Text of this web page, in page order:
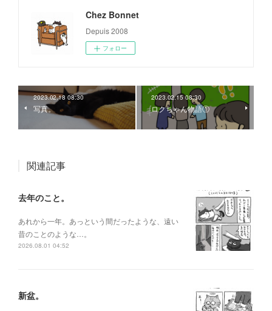
Chez Bonnet
Depuis 2008
フォロー
2023.02.18 08:30
写真。
2023.02.15 08:30
ロクちゃん物語①
関連記事
去年のこと。
あれから一年。あっという間だったような、遠い
昔のことのような…。
2026.08.01 04:52
新盆。